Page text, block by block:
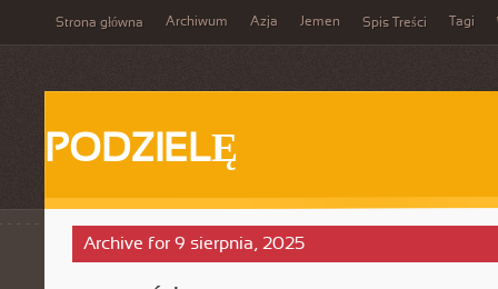
Strona główna Archiwum Azja Jemen Spis Treści Tagi
PODZIELĘ
Archive for 9 sierpnia, 2025